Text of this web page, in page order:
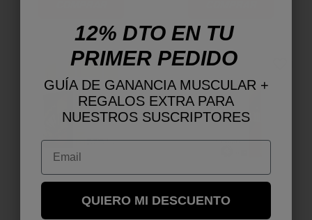
favorite_border
12% DTO EN TU
PRIMER PEDIDO
GUÍA DE GANANCIA MUSCULAR +
REGALOS EXTRA PARA
NUESTROS SUSCRIPTORES
Email
QUIERO MI DESCUENTO